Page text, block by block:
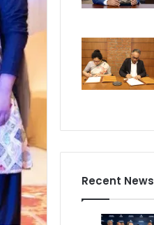
Recent News